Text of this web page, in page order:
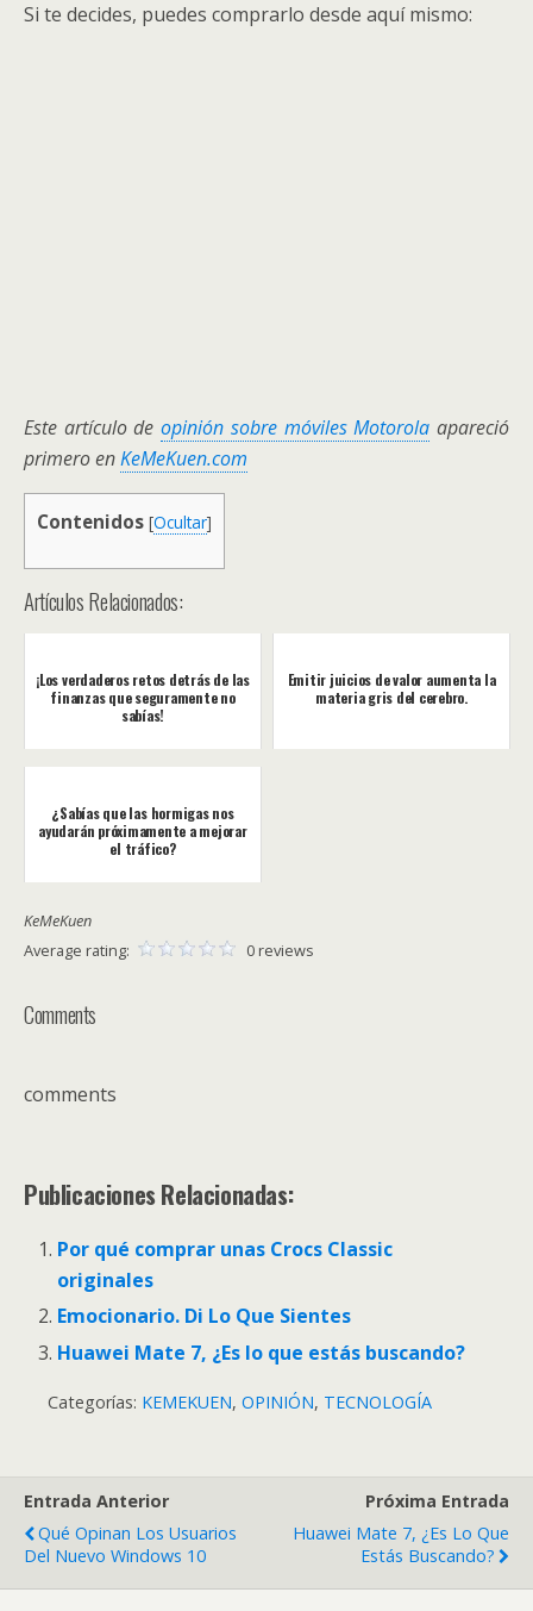
Si te decides, puedes comprarlo desde aquí mismo:
Este artículo deopinión sobre móviles Motorola apareció
primero enKeMeKuen.com
Contenidos [Ocultar]
Artículos Relacionados:
¡Los verdaderos retos detrás de las
finanzas que seguramente no
sabías!
Emitir juicios de valor aumenta la
materia gris del cerebro.
¿Sabías que las hormigas nos
ayudarán próximamente a mejorar
el tráfico?
KeMeKuen
Average rating:
0 reviews
Comments
comments
Publicaciones Relacionadas:
Por qué comprar unas Crocs Classic
originales
Emocionario. Di Lo Que Sientes
Huawei Mate 7, ¿Es lo que estás buscando?
Categorías: KEMEKUEN, OPINIÓN, TECNOLOGÍA
Entrada Anterior
Qué Opinan Los Usuarios
Del Nuevo Windows 10
Próxima Entrada
Huawei Mate 7, ¿Es Lo Que
Estás Buscando?